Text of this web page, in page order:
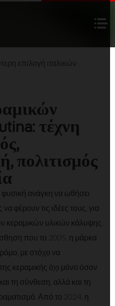
επιλογή ιταλικών
τέχνη
πολιτισμός
ανάγκη να ωθήσει
φέρουν τις ιδέες τους, για
υλικών κάλυψης.
που το 2005, η μάρκα
με στόχο να
κεραμικής όχι μόνο όσον
τη σύνθεση, αλλά και τη
Από το 2024, η